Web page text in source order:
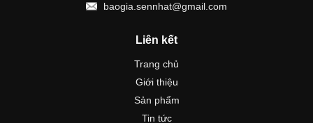
baogia.sennhat@gmail.com
Liên kết
Trang chủ
Giới thiệu
Sản phẩm
Tin tức